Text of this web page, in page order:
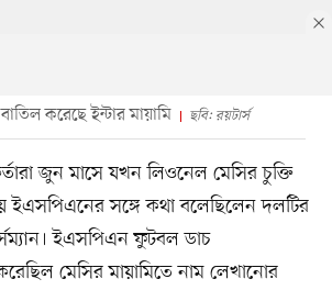
বাতিল করেছে ইন্টার মায়ামি ছবি: রয়টার্স
জুন মাসে যখন লিওনেল মেসির চুক্তি
ইএসপিএনের সঙ্গে কথা বলেছিলেন দলটির
ইএসপিএন ফুটবল ডাচ
মেসির মায়ামিতে নাম লেখানোর